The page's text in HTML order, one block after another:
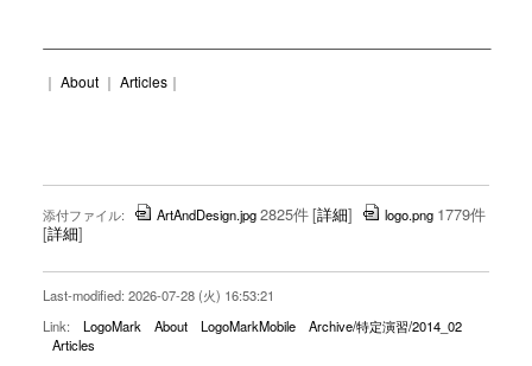
｜ About｜ Articles｜
添付ファイル: ArtAndDesign.jpg2825件[詳細] logo.png 1779件
[詳細]
Last-modified: 2026-07-28 (火) 16:53:21
Link:
LogoMark About LogoMarkMobile
Archive/特定演習/2014_02
Articles